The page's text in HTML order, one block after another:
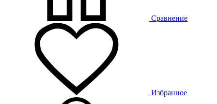
Сравнение
Избранное